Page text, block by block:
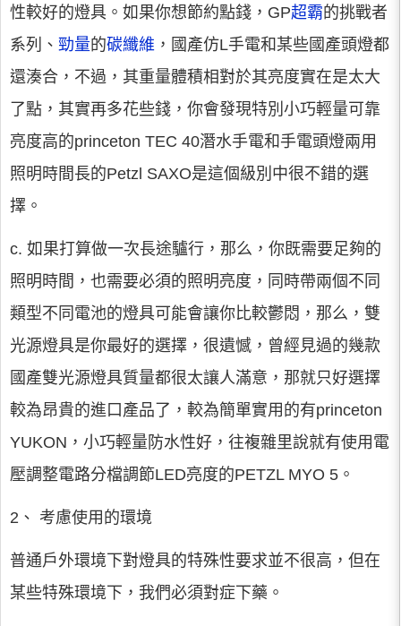
性較好的燈具。如果你想節約點錢，GP超霸的挑戰者
系列、 勁量的碳纖維 ，國產仿L手電和某些國產頭燈都
還湊合，不過，其重量體積相對於其亮度實在是太大
了點，其實再多花些錢，你會發現特別小巧輕量可靠
亮度高的princeton TEC 40潛水手電和手電頭燈兩用
照明時間長的Petzl SAXO是這個級別中很不錯的選
擇。
c. 如果打算做一次長途驢行，那么，你既需要足夠的
照明時間，也需要必須的照明亮度，同時帶兩個不同
類型不同電池的燈具可能會讓你比較鬱悶，那么，雙
光源燈具是你最好的選擇，很遺憾，曾經見過的幾款
國產雙光源燈具質量都很太讓人滿意，那就只好選擇
較為昂貴的進口產品了，較為簡單實用的有princeton
YUKON，小巧輕量防水性好，往複雜里說就有使用電
壓調整電路分檔調節LED亮度的PETZL MYO 5。
2、 考慮使用的環境
普通戶外環境下對燈具的特殊性要求並不很高，但在
某些特殊環境下，我們必須對症下藥。